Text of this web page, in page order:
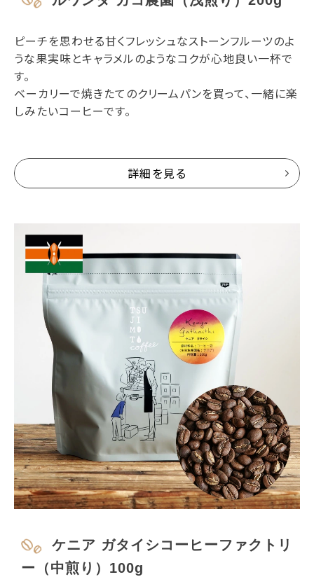
ピーチを思わせる甘くフレッシュなストーンフルーツのよ
うな果実味とキャラメルのようなコクが心地良い一杯で
す。
ベーカリーで焼きたてのクリームパンを買って、一緒に楽
しみたいコーヒーです。
詳細を見る
ケニア ガタイシコーヒーファクトリ
ー（中煎り）100g